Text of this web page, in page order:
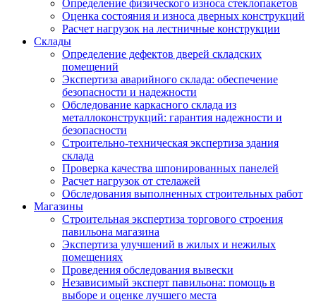
Определение физического износа стеклопакетов
Оценка состояния и износа дверных конструкций
Расчет нагрузок на лестничные конструкции
Склады
Определение дефектов дверей складских
помещений
Экспертиза аварийного склада: обеспечение
безопасности и надежности
Обследование каркасного склада из
металлоконструкций: гарантия надежности и
безопасности
Строительно-техническая экспертиза здания
склада
Проверка качества шпонированных панелей
Расчет нагрузок от стелажей
Обследования выполненных строительных работ
Магазины
Строительная экспертиза торгового строения
павильона магазина
Экспертиза улучшений в жилых и нежилых
помещениях
Проведения обследования вывески
Независимый эксперт павильона: помощь в
выборе и оценке лучшего места